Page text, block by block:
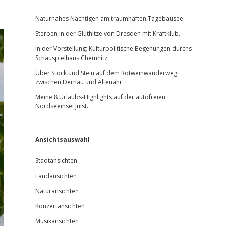
Naturnahes Nächtigen am traumhaften Tagebausee.
Sterben in der Gluthitze von Dresden mit Kraftklub.
In der Vorstellung: Kulturpolitische Begehungen durchs
Schauspielhaus Chemnitz.
Über Stock und Stein auf dem Rotweinwanderweg
zwischen Dernau und Altenahr.
Meine 8 Urlaubs-Highlights auf der autofreien
Nordseeinsel Juist.
Ansichtsauswahl
Stadtansichten
Landansichten
Naturansichten
Konzertansichten
Musikansichten